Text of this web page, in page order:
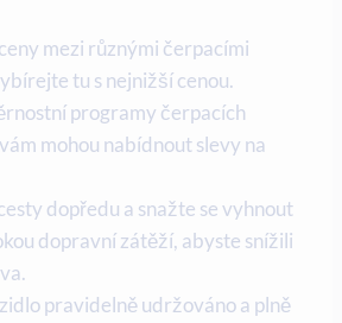
mezi různými čerpacími
tu s nejnižší cenou.
programy čerpacích
mohou nabídnout slevy na
dopředu a snažte se vyhnout
dopravní zátěží, abyste snížili
pravidelně udržováno a plně